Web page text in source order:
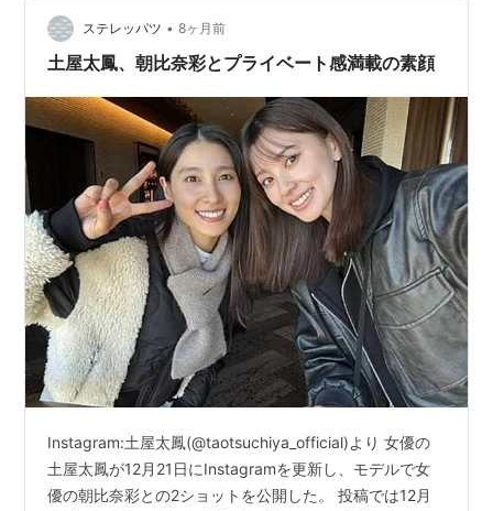
ステレッパツ • 8ヶ月前
土屋太鳳、朝比奈彩とプライベート感満載の素顔
Instagram:土屋太鳳(@taotsuchiya_official)より 女優の
土屋太鳳が12月21日にInstagramを更新し、モデルで女
優の朝比奈彩との2ショットを公開した。 投稿では12月